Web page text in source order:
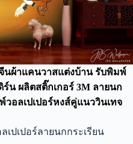
จีนผ้าแคนวาสแต่งบ้าน รับพิมพ์
ร์น ผลิตสติ๊กเกอร์ 3M ลายนก
อลเปเปอร์หงส์คู่แนววินเทจ
เปเปอร์ลายนกกระเรียน